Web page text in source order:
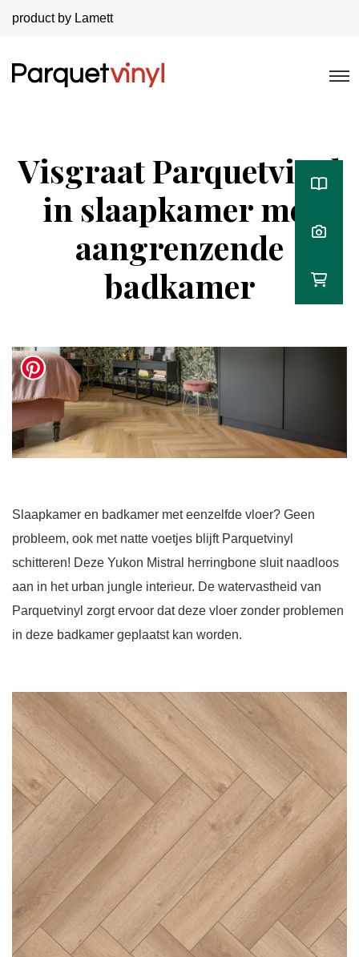
product by Lamett
Visgraat Parquetvinyl
in slaapkamer met
aangrenzende
badkamer
Slaapkamer en badkamer met eenzelfde vloer? Geen
probleem, ook met natte voetjes blijft Parquetvinyl
schitteren! Deze Yukon Mistral herringbone sluit naadloos
aan in het urban jungle interieur. De watervastheid van
Parquetvinyl zorgt ervoor dat deze vloer zonder problemen
in deze badkamer geplaatst kan worden.